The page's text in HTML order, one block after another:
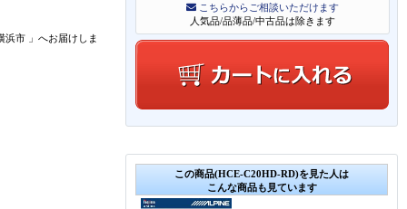
こちらからご相談いただけます
人気品/品薄品/中古品は除きます
この商品(HCE-C20HD-RD)を見た人は
こんな商品も見ています
浜市 」 へお届けしま